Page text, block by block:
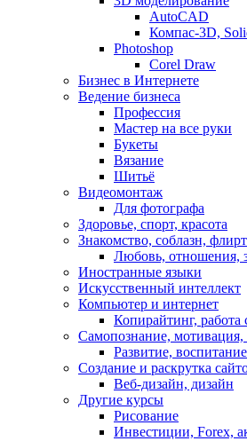
AutoCAD
Компас-3D,
Photoshop
Corel Draw
Бизнес в Интернете
Ведение бизнеса
Профессия
Мастер на все руки
Букеты
Вязание
Шитьё
Видеомонтаж
Для фотографа
Здоровье, спорт, красота
Знакомство, соблазн, флирт
Любовь, отношения,
Иностранные языки
Искусственный интеллект
Компьютер и интернет
Копирайтинг, работа
Самопознание, мотивация,
Развитие,
Создание и раскрутка
Веб-дизайн, дизайн
Другие курсы
Рисование
Инвестиции, Forex,